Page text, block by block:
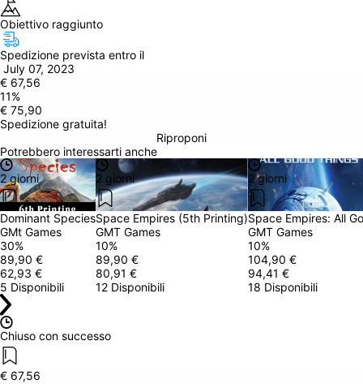
Obiettivo raggiunto
Spedizione prevista entro il
July 07, 2023
€ 67,56
11%
€ 75,90
Spedizione gratuita!
Riproponi
Potrebbero interessarti anche
2 giorni
Dominant Species
GMt Games
30%
89,90 €
62,93 €
5 Disponibili
2 giorni
Space Empires (5th Printing)
GMT Games
10%
89,90 €
80,91 €
12 Disponibili
2 giorni
Space Empires: All
GMT Games
10%
104,90 €
94,41 €
18 Disponibili
Chiuso con successo
€ 67,56